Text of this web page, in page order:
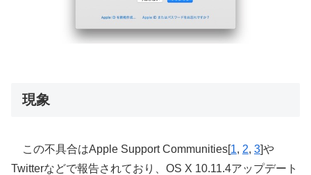
現象
この不具合はApple Support Communities[1, 2, 3]や
Twitterなどで報告されており、OS X 10.11.4アップデート